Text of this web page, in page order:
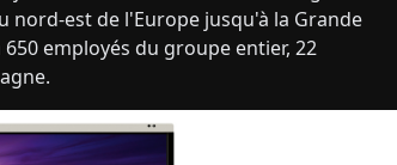
nord-est de l'Europe jusqu'à la Grande
employés du groupe entier, 22